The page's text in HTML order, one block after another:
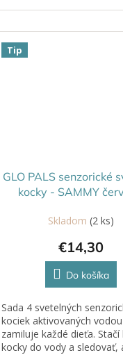
kocky do vody a...
Tip
GLO PALS senzorické
kocky - SAMMY
Skladom (2 ks)
€14,30
Do košíka
Sada 4 svetelných
kociek aktivovaných
zamiluje každé dieťa.
kocky do vody a sledovať,